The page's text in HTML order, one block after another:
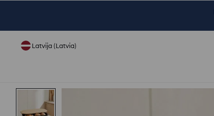
Latvija (Latvia)